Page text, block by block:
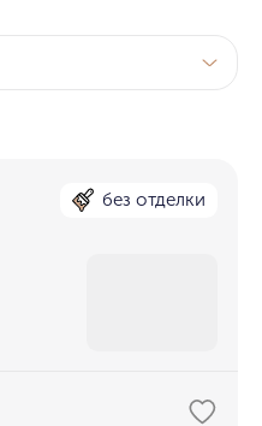
без отделки